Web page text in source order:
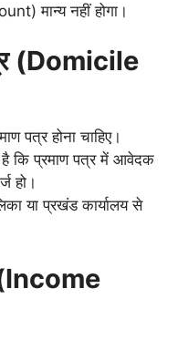
मान्य नहीं होगा।
(Domicile
पत्र होना चाहिए।
कि प्रमाण पत्र में आवेदक
हो।
या प्रखंड कार्यालय से